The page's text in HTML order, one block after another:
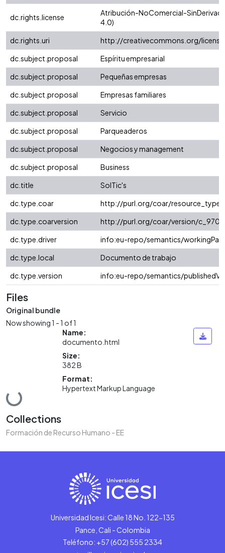
dc.rights.license
Atribución-NoComercial-
4.0)
dc.rights.uri
http://creativecommons.org/
dc.subject.proposal
Espíritu empresarial
dc.subject.proposal
Pequeñas empresas
dc.subject.proposal
Empresas familiares
dc.subject.proposal
Servicio
dc.subject.proposal
Parqueaderos
dc.subject.proposal
Negocios y management
dc.subject.proposal
Business
dc.title
SolTic's
dc.type.coar
http://purl.org/coar/
dc.type.coarversion
http://purl.org/coar/version/
dc.type.driver
info:eu-repo/semantics/
dc.type.local
Documento de trabajo
dc.type.version
info:eu-repo/semantics/
Files
Original bundle
Now showing1 - 1 of 1
Loading...
Name:
documento.html
Size:
382 B
Format:
Hypertext Markup Language
Collections
Formación de Recurso Humano - EE
Universidad Icesi: Calle 18 No. 122-135
Pance, Cali - Colombia
Teléfono: +57 (602) 555 2334